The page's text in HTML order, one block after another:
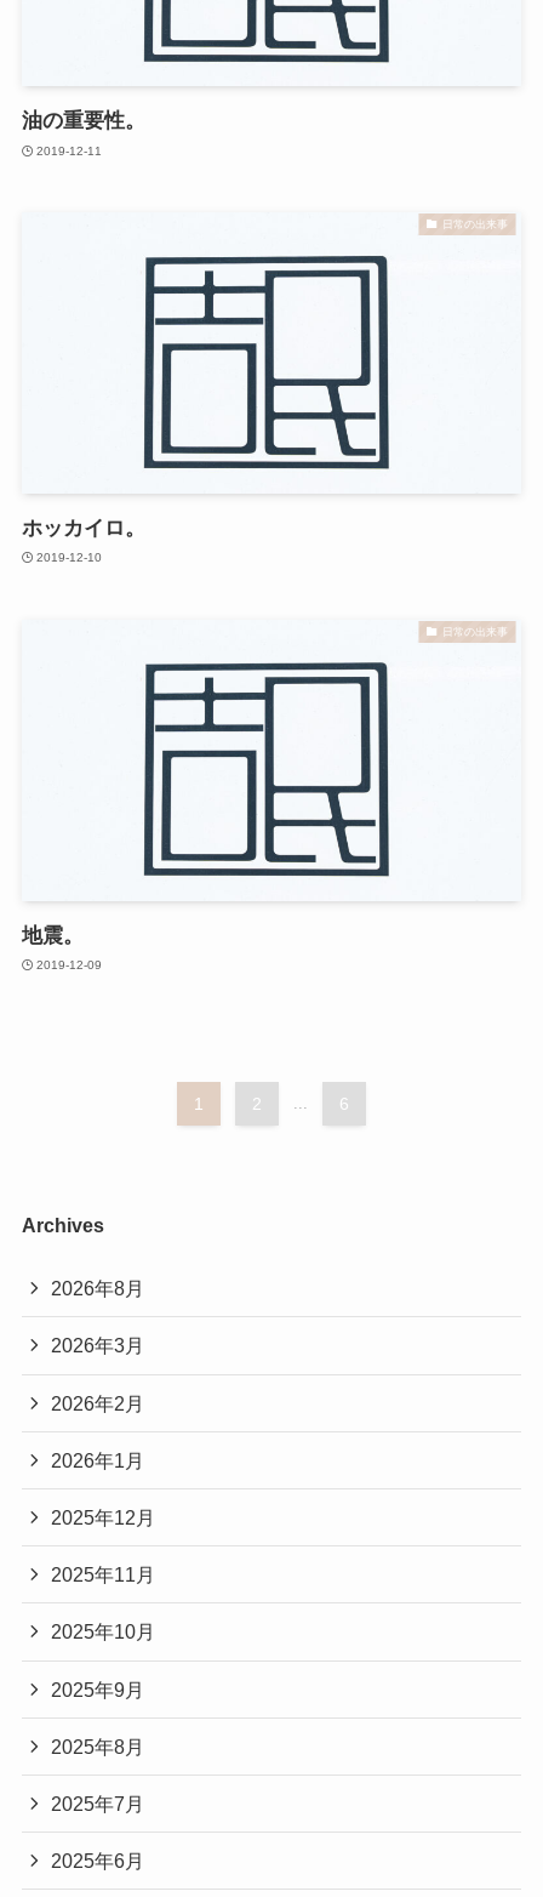
油の重要性。
2019-12-11
日常の出来事
ホッカイロ。
2019-12-10
日常の出来事
地震。
2019-12-09
1 2 6
Archives
2026年8月
2026年3月
2026年2月
2026年1月
2025年12月
2025年11月
2025年10月
2025年9月
2025年8月
2025年7月
2025年6月